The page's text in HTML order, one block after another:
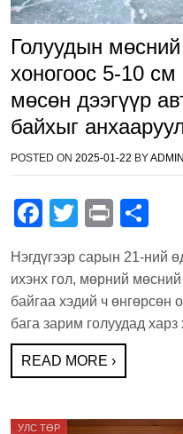
Голуудын
хоногоос 5-10 см
мөсөн дээгүүр
байхыг
POSTED ON 2025-01-22 BYADMIN
F
c
e
b
o
o
k
T
tt
er
Pr
t
ar
e
Нэгдүгээр сарын 21-ний
ихэнх гол, мөрний мөсний
байгаа хэдий ч өнгөрсөн
бага зарим голуудад
READ MORE ›
УЛС ТӨР